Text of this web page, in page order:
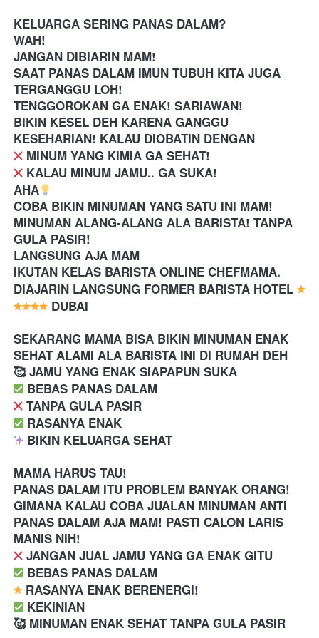
KELUARGA SERING PANAS DALAM?
WAH!
JANGAN DIBIARIN MAM!
SAAT PANAS DALAM IMUN TUBUH KITA JUGA
TERGANGGU LOH!
TENGGOROKAN GA ENAK! SARIAWAN!
BIKIN KESEL DEH KARENA GANGGU
KESEHARIAN! KALAU DIOBATIN DENGAN
MINUM YANG KIMIA GA SEHAT!
KALAU MINUM JAMU.. GA SUKA!
AHA
COBA BIKIN MINUMAN YANG SATU INI MAM!
MINUMAN ALANG-ALANG ALA BARISTA! TANPA
GULA PASIR!
LANGSUNG AJA MAM
IKUTAN KELAS BARISTA ONLINE CHEFMAMA.
DIAJARIN LANGSUNG FORMER BARISTA HOTEL
DUBAI
SEKARANG MAMA BISA BIKIN MINUMAN ENAK
SEHAT ALAMI ALA BARISTA INI DI RUMAH DEH
🥰 JAMU YANG ENAK SIAPAPUN SUKA
️ BEBAS PANAS DALAM
TANPA GULA PASIR
️ RASANYA ENAK
BIKIN KELUARGA SEHAT
MAMA HARUS TAU!
PANAS DALAM ITU PROBLEM BANYAK ORANG!
GIMANA KALAU COBA JUALAN MINUMAN ANTI
PANAS DALAM AJA MAM! PASTI CALON LARIS
MANIS NIH!
️ JANGAN JUAL JAMU YANG GA ENAK GITU
️ BEBAS PANAS DALAM
RASANYA ENAK BERENERGI!
️ KEKINIAN
🥰 MINUMAN ENAK SEHAT TANPA GULA PASIR